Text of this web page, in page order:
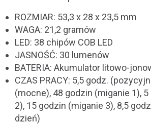
ROZMIAR: 53,3 x 28 x 23,5 mm
WAGA: 21,2 gramów
LED: 38 chipów COB LED
JASNOŚĆ: 30 lumenów
BATERIA: Akumulator litowo-
CZAS PRACY: 5,5 godz.
(mocne), 48 godzin (miganie 1),
2), 15 godzin (miganie 3), 8,5
dzień)